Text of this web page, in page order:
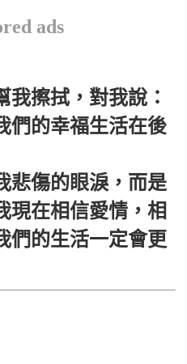
ads
我擦拭，對我說：
們的幸福生活在後
悲傷的眼淚，而是
現在相信愛情，相
們的生活一定會更